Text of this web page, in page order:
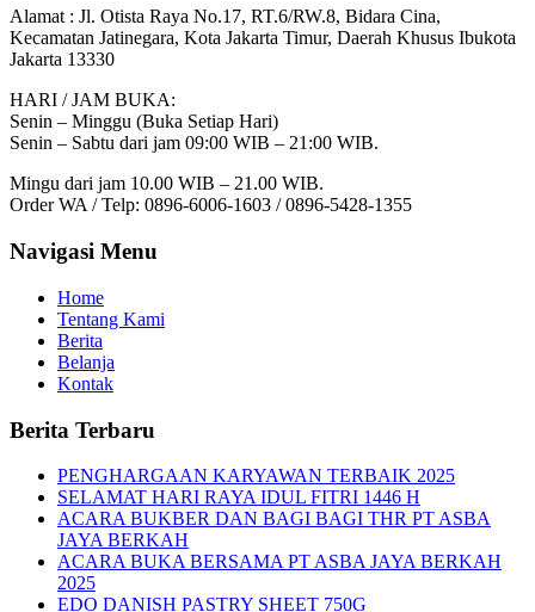
Alamat : Jl. Otista Raya No.17, RT.6/RW.8, Bidara Cina,
Kecamatan Jatinegara, Kota Jakarta Timur, Daerah Khusus Ibukota
Jakarta 13330
HARI / JAM BUKA:
Senin – Minggu (Buka Setiap Hari)
Senin – Sabtu dari jam 09:00 WIB – 21:00 WIB.
Mingu dari jam 10.00 WIB – 21.00 WIB.
Order WA / Telp: 0896-6006-1603 / 0896-5428-1355
Navigasi Menu
Home
Tentang Kami
Berita
Belanja
Kontak
Berita Terbaru
PENGHARGAAN KARYAWAN TERBAIK 2025
SELAMAT HARI RAYA IDUL FITRI 1446 H
ACARA BUKBER DAN BAGI BAGI THR PT ASBA
JAYA BERKAH
ACARA BUKA BERSAMA PT ASBA JAYA BERKAH
2025
EDO DANISH PASTRY SHEET 750G